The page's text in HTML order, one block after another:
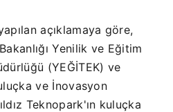
açıklamaya göre,
Yenilik ve Eğitim
(YEĞİTEK) ve
ve İnovasyon
Teknopark'ın kuluçka